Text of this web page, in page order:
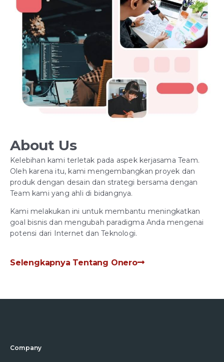
About Us
Kelebihan kami terletak pada aspek kerjasama Team.
Oleh karena itu, kami mengembangkan proyek dan
produk dengan desain dan strategi bersama dengan
Team kami yang ahli di bidangnya.
Kami melakukan ini untuk membantu meningkatkan
goal bisnis dan mengubah paradigma Anda mengenai
potensi dari Internet dan Teknologi.
Selengkapnya Tentang Onero
Company